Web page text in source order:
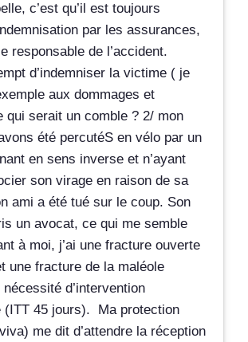
c’est qu’il est toujours
par les assurances,
responsable de l’accident.
d’indemniser la victime ( je
aux dommages et
qui serait un comble ? 2/ mon
été percutéS en vélo par un
en sens inverse et n’ayant
son virage en raison de sa
ami a été tué sur le coup. Son
un avocat, ce qui me semble
à moi, j’ai une fracture ouverte
une fracture de la maléole
nécessité d’intervention
(ITT 45 jours). Ma protection
me dit d’attendre la réception